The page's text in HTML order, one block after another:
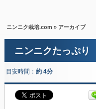
ニンニク栽培.com » アーカイブ
ニンニクたっぷ
目安時間： 約 4分